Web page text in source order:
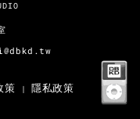
策 | 隱私政策